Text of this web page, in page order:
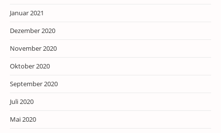
Januar 2021
Dezember 2020
November 2020
Oktober 2020
September 2020
Juli 2020
Mai 2020